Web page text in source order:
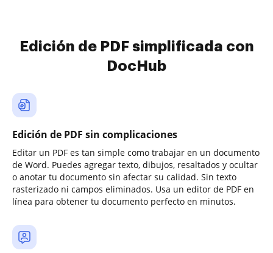
Edición de PDF simplificada con
DocHub
Edición de PDF sin complicaciones
Editar un PDF es tan simple como trabajar en un documento
de Word. Puedes agregar texto, dibujos, resaltados y ocultar
o anotar tu documento sin afectar su calidad. Sin texto
rasterizado ni campos eliminados. Usa un editor de PDF en
línea para obtener tu documento perfecto en minutos.